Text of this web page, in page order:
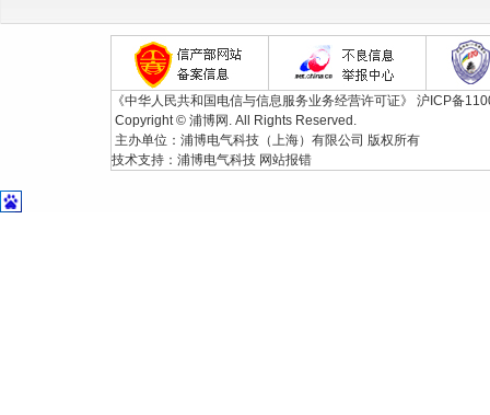
《中华人民共和国电信与信息服务业务经营许可证》 沪ICP备
Copyright © 浦博网. All Rights Reserved.
主办单位：浦博电气科技（上海）有限公司 版权所有
技术支持： 浦博电气科技 网站报错